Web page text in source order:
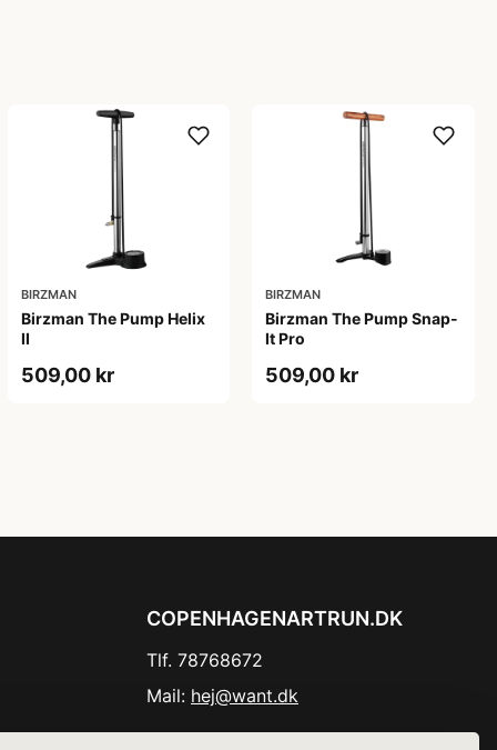
BIRZMAN
Birzman The Pump Helix
II
509,00 kr
BIRZMAN
Birzman The Pump Snap-
It Pro
509,00 kr
COPENHAGENARTRUN.DK
Tlf. 78768672
Mail: hej@want.dk